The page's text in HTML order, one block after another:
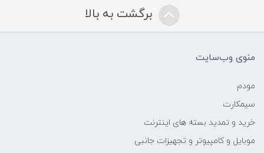
برگشت به بالا
منوی وب‌سایت
مودم
سیمکارت
خرید و تمدید بسته های اینترنت
موبایل و کامپیوتر و تجهیزات جانبی